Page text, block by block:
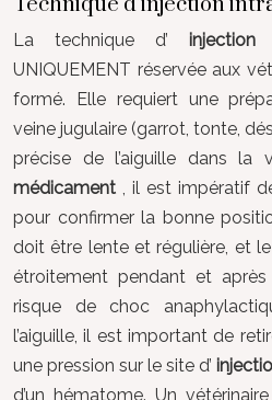
La technique d’ injection
UNIQUEMENT réservée aux
formé. Elle requiert une
veine jugulaire (garrot, tonte,
précise de l’aiguille dans la
médicament
, il est impératif
pour confirmer la bonne
doit être lente et régulière, et le
étroitement pendant et après
risque de choc
l’aiguille, il est important de
une pression sur le site d’
d’un hématome. Un